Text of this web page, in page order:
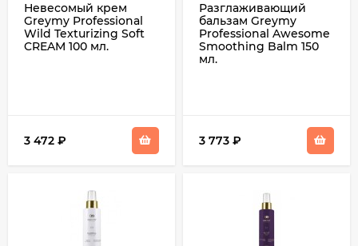
Невесомый крем
Greymy Professional
Wild Texturizing Soft
CREAM 100 мл.
3 472 ₽
Разглаживающий
бальзам Greymy
Professional Awesome
Smoothing Balm 150
мл.
3 773 ₽